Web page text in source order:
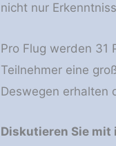
nicht nur
Pro Flug werden 31
Teilnehmer eine
Deswegen erhalten
Diskutieren Sie mit